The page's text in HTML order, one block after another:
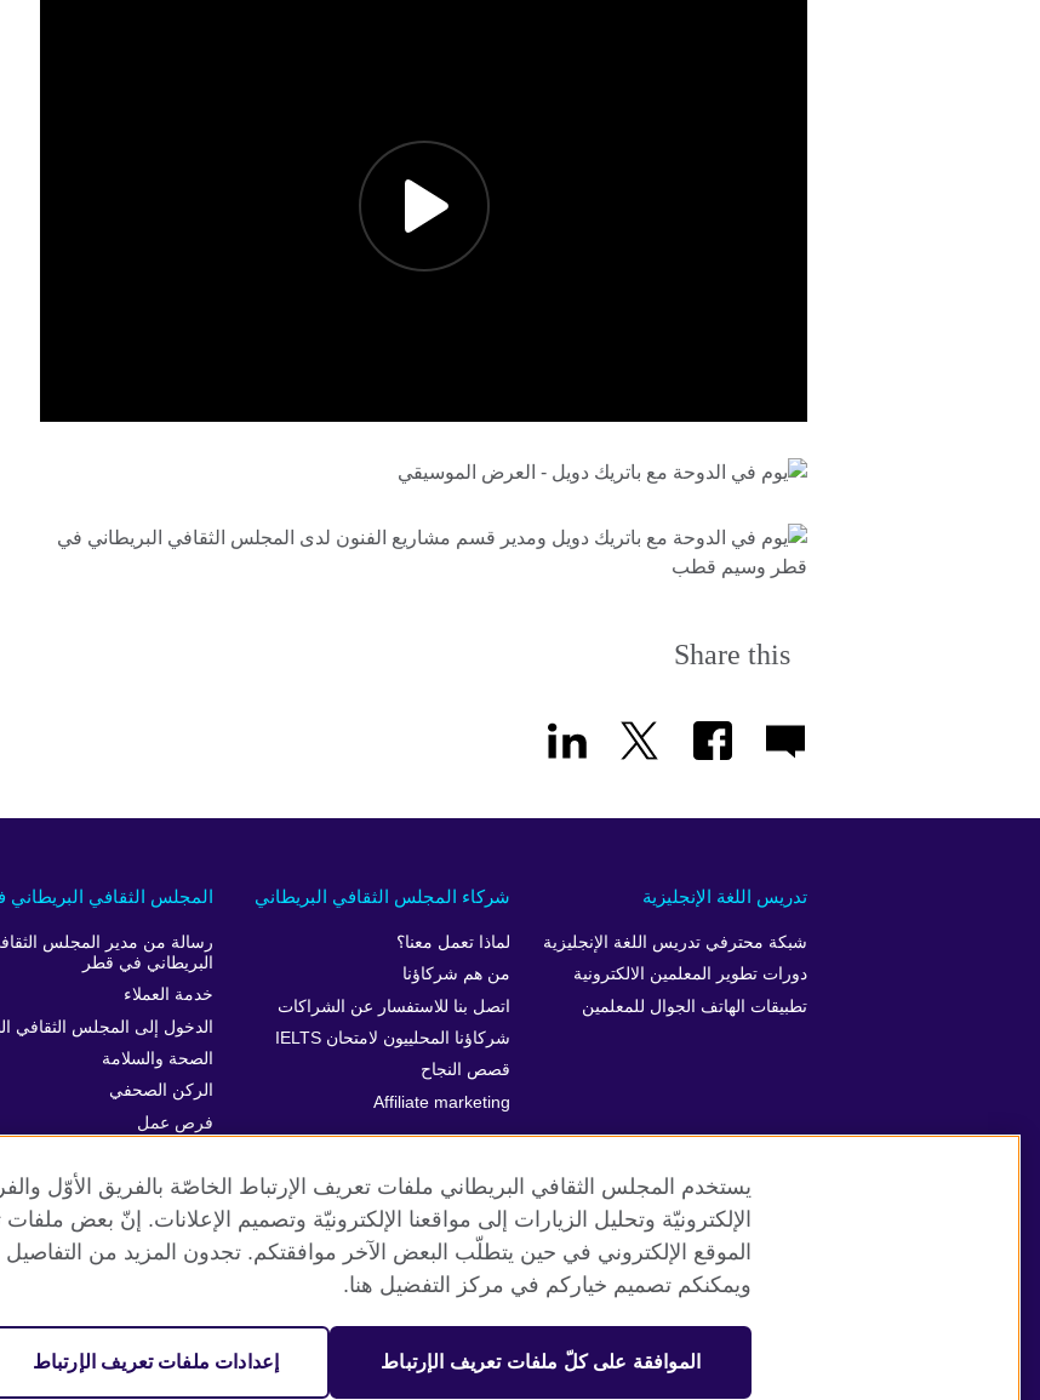
Share this
المجلس الثقافي
رسالة من مدير المجلس
البريطاني في قطر
خدمة العملاء
الدخول إلى المجلس الثقافي
الصحة والسلامة
الركن الصحفي
فرص عمل
شركاء المجلس الثقافي البريطاني
لماذا تعمل معنا؟
من هم شركاؤنا
اتصل بنا للاستفسار عن الشراكات
شركاؤنا المحلييون لامتحان IELTS
قصص النجاح
Affiliate marketing
تدريس اللغة الإنجليزية
شبكة محترفي تدريس اللغة الإنجليزية
دورات تطوير المعلمين الالكترونية
تطبيقات الهاتف الجوال للمعلمين
موقع المجلس الثقافي البريطاني العالمي الخصوصية وشروط الاستخدام
منظمة المملكة المتحدة الدولية للعلاقات الثقافية والفرص التعليمية. جمعية خيرية مسجلة تحت رقم 209131 (إنجلترا وويلز) وSC03773 (اسكتلندا).
يستخدم المجلس الثقافي البريطاني ملفات تعريف الإرتباط الخاصّة بالفريق الأوّل
الإلكترونيّة وتحليل الزيارات إلى مواقعنا الإلكترونيّة وتصميم الإعلانات. إنّ بعض
الموقع الإلكتروني في حين يتطلّب البعض الآخر موافقتكم. تجدون المزيد من
ويمكنكم تصميم خياركم في مركز التفضيل هنا.
الموافقة على كلّ ملفات تعريف الإرتباط إعدادات ملفات تعريف الإرتباط